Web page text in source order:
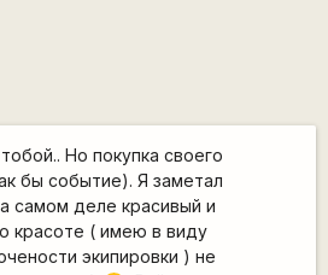
Но покупка своего
бы событие). Я заметал
самом деле красивый и
красоте ( имею в виду
экипировки ) не